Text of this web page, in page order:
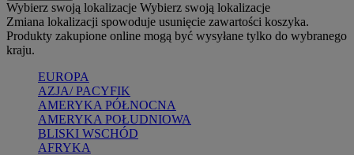
Wybierz swoją lokalizacje Wybierz swoją lokalizacje
Zmiana lokalizacji spowoduje usunięcie zawartości koszyka.
Produkty zakupione online mogą być wysyłane tylko do wybranego
kraju.
EUROPA
AZJA/ PACYFIK
AMERYKA PÓŁNOCNA
AMERYKA POŁUDNIOWA
BLISKI WSCHÓD
AFRYKA